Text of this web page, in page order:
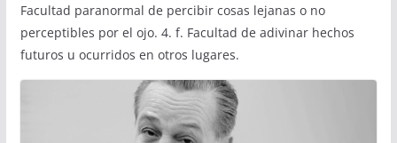
Facultad paranormal de percibir cosas lejanas o no
perceptibles por el ojo. 4. f. Facultad de adivinar hechos
futuros u ocurridos en otros lugares.